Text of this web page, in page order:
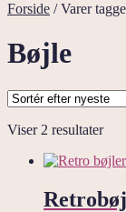
Forside /Varer
Bøjle
Viser 2 resultater